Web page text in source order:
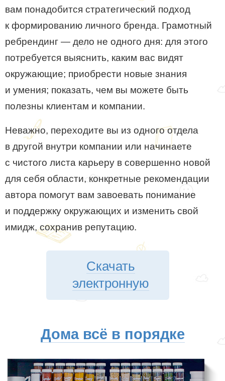
вам понадобится стратегический подход
к формированию личного бренда. Грамотный
ребрендинг — дело не одного дня: для этого
потребуется выяснить, каким вас видят
окружающие; приобрести новые знания
и умения; показать, чем вы можете быть
полезны клиентам и компании.
Неважно, переходите вы из одного отдела
в другой внутри компании или начинаете
с чистого листа карьеру в совершенно новой
для себя области, конкретные рекомендации
автора помогут вам завоевать понимание
и поддержку окружающих и изменить свой
имидж, сохранив репутацию.
Скачать
электронную
Дома всё в порядке